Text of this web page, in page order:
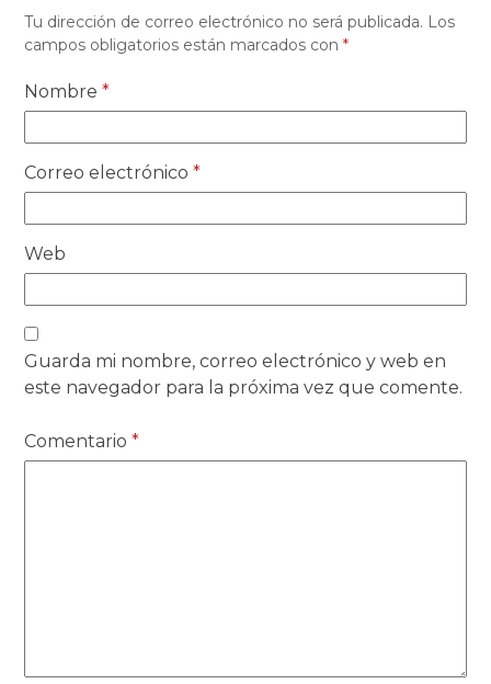
Tu dirección de correo electrónico no será publicada. Los
campos obligatorios están marcados con*
Nombre*
Correo electrónico*
Web
Guarda mi nombre, correo electrónico y web en
este navegador para la próxima vez que comente.
Comentario*